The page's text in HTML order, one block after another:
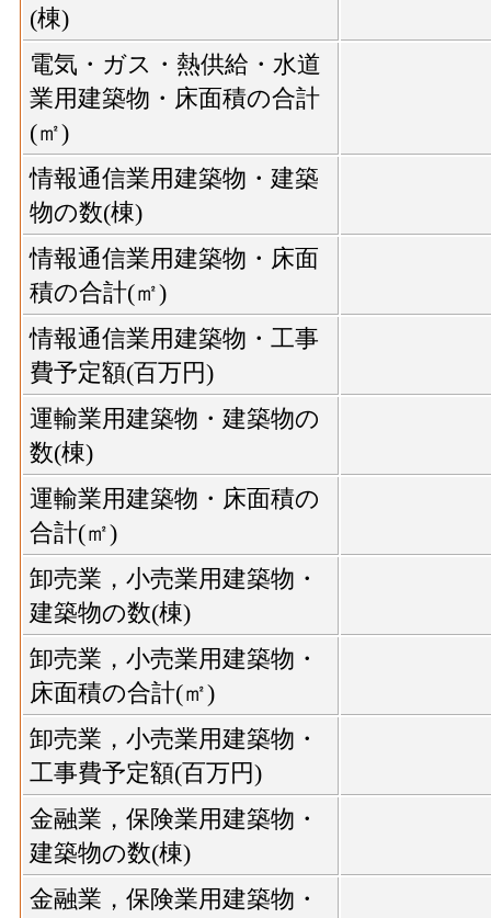
(棟)
電気・ガス・熱供給・水道
業用建築物・床面積の合計
(㎡)
情報通信業用建築物・建築
物の数(棟)
情報通信業用建築物・床面
積の合計(㎡)
情報通信業用建築物・工事
費予定額(百万円)
運輸業用建築物・建築物の
数(棟)
運輸業用建築物・床面積の
合計(㎡)
卸売業，小売業用建築物・
建築物の数(棟)
卸売業，小売業用建築物・
床面積の合計(㎡)
卸売業，小売業用建築物・
工事費予定額(百万円)
金融業，保険業用建築物・
建築物の数(棟)
金融業，保険業用建築物・